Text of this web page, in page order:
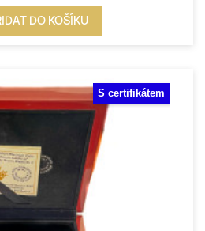
DO KOŠÍKU
S certifikátem